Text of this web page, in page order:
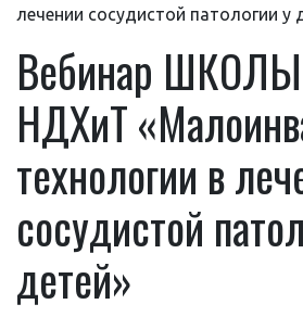
лечении сосудистой патологии у
Вебинар
НДХиТ
технологии в
сосудистой
детей»